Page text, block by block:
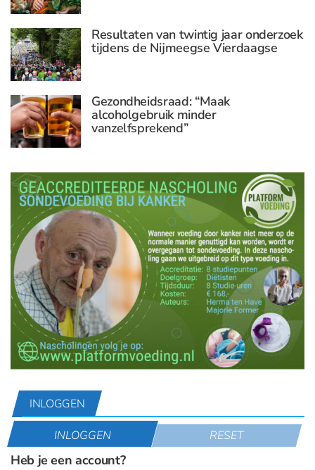
Resultaten van twintig jaar onderzoek
tijdens de Nijmeegse Vierdaagse
Gezondheidsraad: “Maak
alcoholgebruik minder
vanzelfsprekend”
INLOGGEN
INLOGGEN RESET
Heb je een account?